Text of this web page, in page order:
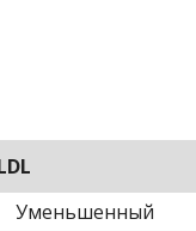
Уменьшенный